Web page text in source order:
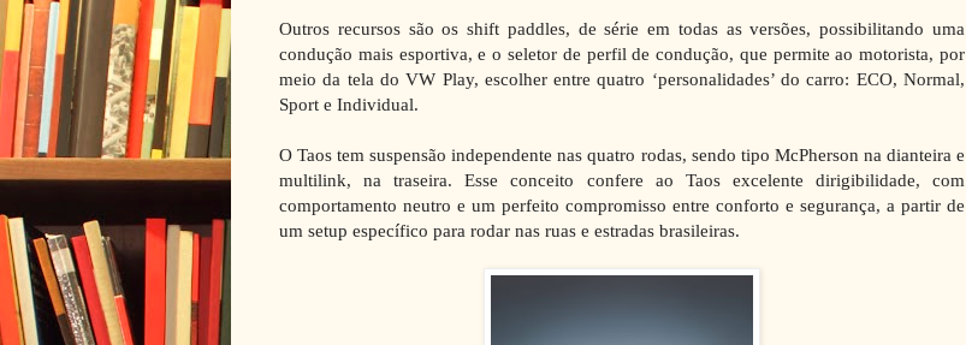
Outros recursos são os shift paddles, de série em todas as versões, possibilitando uma
condução mais esportiva, e o seletor de perfil de condução, que permite ao motorista, por
meio da tela do VW Play, escolher entre quatro ‘personalidades’ do carro: ECO, Normal,
Sport e Individual.
O Taos tem suspensão independente nas quatro rodas, sendo tipo McPherson na dianteira e
multilink, na traseira. Esse conceito confere ao Taos excelente dirigibilidade, com
comportamento neutro e um perfeito compromisso entre conforto e segurança, a partir de
um setup específico para rodar nas ruas e estradas brasileiras.